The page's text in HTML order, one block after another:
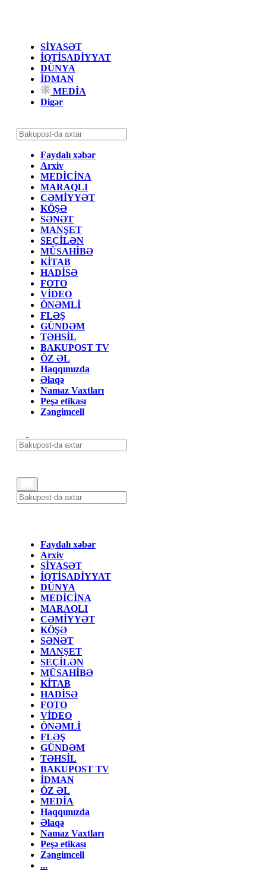
SİYASƏT
İQTİSADİYYAT
DÜNYA
İDMAN
MEDİA
Digər
Faydalı xəbər
Arxiv
MEDİCİNA
MARAQLI
CƏMİYYƏT
KÖŞƏ
SƏNƏT
MANŞET
SEÇİLƏN
MÜSAHİBƏ
KİTAB
HADİSƏ
FOTO
VİDEO
ÖNƏMLİ
FLƏŞ
GÜNDƏM
TƏHSİL
BAKUPOST TV
ÖZ ƏL
Haqqımızda
Əlaqə
Namaz Vaxtları
Peşə etikası
Zəngimcell
Faydalı xəbər
Arxiv
SİYASƏT
İQTİSADİYYAT
DÜNYA
MEDİCİNA
MARAQLI
CƏMİYYƏT
KÖŞƏ
SƏNƏT
MANŞET
SEÇİLƏN
MÜSAHİBƏ
KİTAB
HADİSƏ
FOTO
VİDEO
ÖNƏMLİ
FLƏŞ
GÜNDƏM
TƏHSİL
BAKUPOST TV
İDMAN
ÖZ ƏL
MEDİA
Haqqımızda
Əlaqə
Namaz Vaxtları
Peşə etikası
Zəngimcell
...